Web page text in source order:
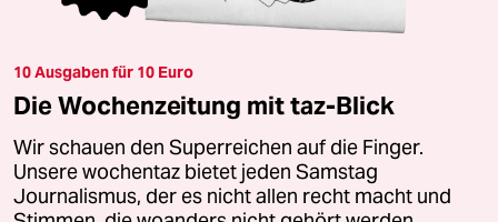
10 Ausgaben für 10 Euro
Die Wochenzeitung mit taz-Blick
Wir schauen den Superreichen auf die Finger.
Unsere wochentaz bietet jeden Samstag
Journalismus, der es nicht allen recht macht und